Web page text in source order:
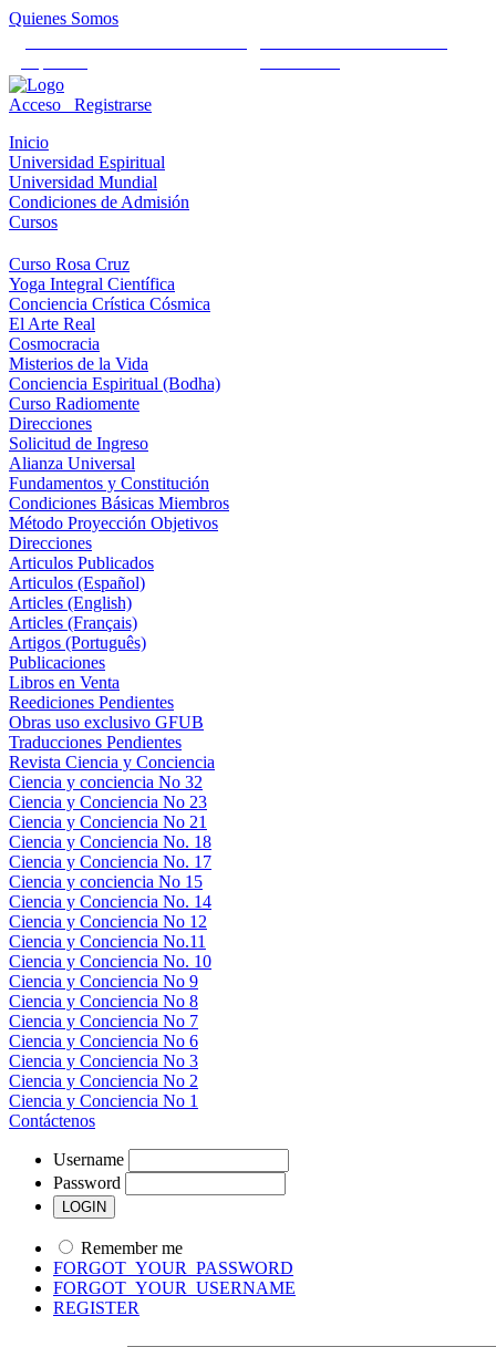
Quienes Somos
Acceso
Registrarse
Inicio
Universidad Espiritual
Universidad Mundial
Condiciones de Admisión
Cursos
Curso Rosa Cruz
Yoga Integral Científica
Conciencia Crística Cósmica
El Arte Real
Cosmocracia
Misterios de la Vida
Conciencia Espiritual (Bodha)
Curso Radiomente
Direcciones
Solicitud de Ingreso
Alianza Universal
Fundamentos y Constitución
Condiciones Básicas Miembros
Método Proyección Objetivos
Direcciones
Articulos Publicados
Articulos (Español)
Articles (English)
Articles (Français)
Artigos (Português)
Publicaciones
Libros en Venta
Reediciones Pendientes
Obras uso exclusivo GFUB
Traducciones Pendientes
Revista Ciencia y Conciencia
Ciencia y conciencia No 32
Ciencia y Conciencia No 23
Ciencia y Conciencia No 21
Ciencia y Conciencia No. 18
Ciencia y Conciencia No. 17
Ciencia y conciencia No 15
Ciencia y Conciencia No. 14
Ciencia y Conciencia No 12
Ciencia y Conciencia No.11
Ciencia y Conciencia No. 10
Ciencia y Conciencia No 9
Ciencia y Conciencia No 8
Ciencia y Conciencia No 7
Ciencia y Conciencia No 6
Ciencia y Conciencia No 3
Ciencia y Conciencia No 2
Ciencia y Conciencia No 1
Contáctenos
Username
Password
Remember me
FORGOT_YOUR_PASSWORD
FORGOT_YOUR_USERNAME
REGISTER